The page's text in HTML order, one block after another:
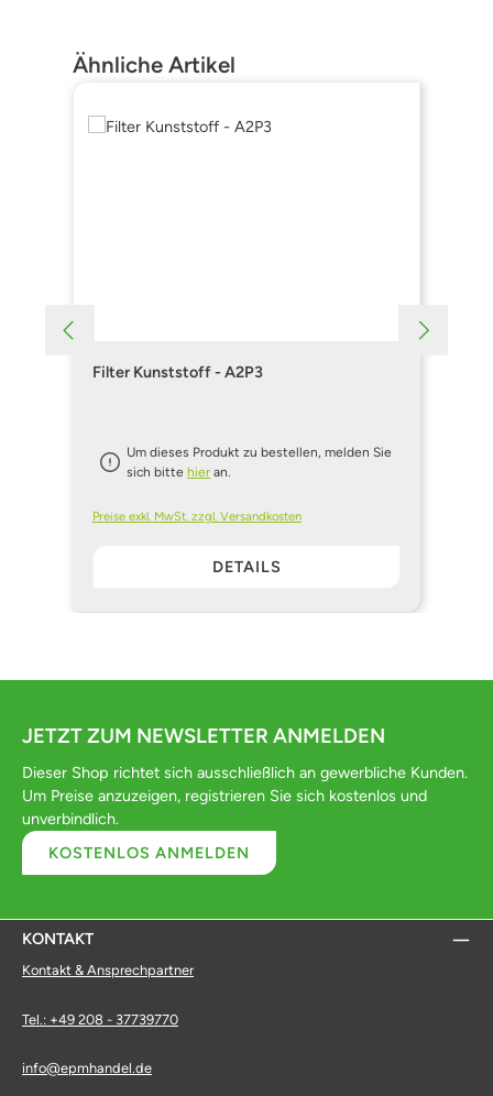
Produktgalerie überspringen
Ähnliche Artikel
Filter Kunststoff - A2P3
Um dieses Produkt zu bestellen, melden Sie
sich bitte hier an.
Preise exkl. MwSt. zzgl. Versandkosten
DETAILS
JETZT ZUM NEWSLETTER ANMELDEN
Dieser Shop richtet sich ausschließlich an gewerbliche Kunden.
Um Preise anzuzeigen, registrieren Sie sich kostenlos und
unverbindlich.
KOSTENLOS ANMELDEN
KONTAKT
Kontakt & Ansprechpartner
Tel.: +49 208 - 37739770
info@epmhandel.de